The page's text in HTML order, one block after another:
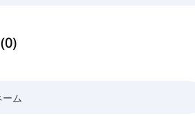
(0)